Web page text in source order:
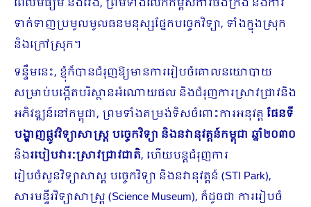
ទាក់ទាញប្រមូលមូលធនមនុស្សផ្នែកបច្ចេកវិទ្យា, ទាំងក្នុងស្រុក
និងក្រៅស្រុក។
ទន្ទឹមនេះ, ខ្ញុំក៏បាន​ជំរុញឱ្យ​មាន​ការរៀបចំគោលនយោបាយ
សម្រាប់បង្កើតបរិស្ថានអំណោយផល និងជំរុញការស្រាវជ្រាវនិង
អភិវឌ្ឍន៍នៅកម្ពុជា, ព្រមទាំងតម្រង់ទិសចំពោះការអនុវត្តផែនទី
បង្ហាញផ្លូវវិទ្យាសាស្ត្រ បច្ចេកវិទ្យា និងនវានុវត្តន៍កម្ពុជា ឆ្នាំ២០៣០
និងរបៀបវារៈស្រាវជ្រាវជាតិ, ហើយបន្តជំរុញការ
រៀបចំសួនវិទ្យាសាស្ត បច្ចេកវិទ្យា និងនវានុវត្តន៍ (STI Park),
សារមន្ទីរវិទ្យាសាស្ត្រ (Science Museum), ក៏ដូចជា ការរៀបចំ